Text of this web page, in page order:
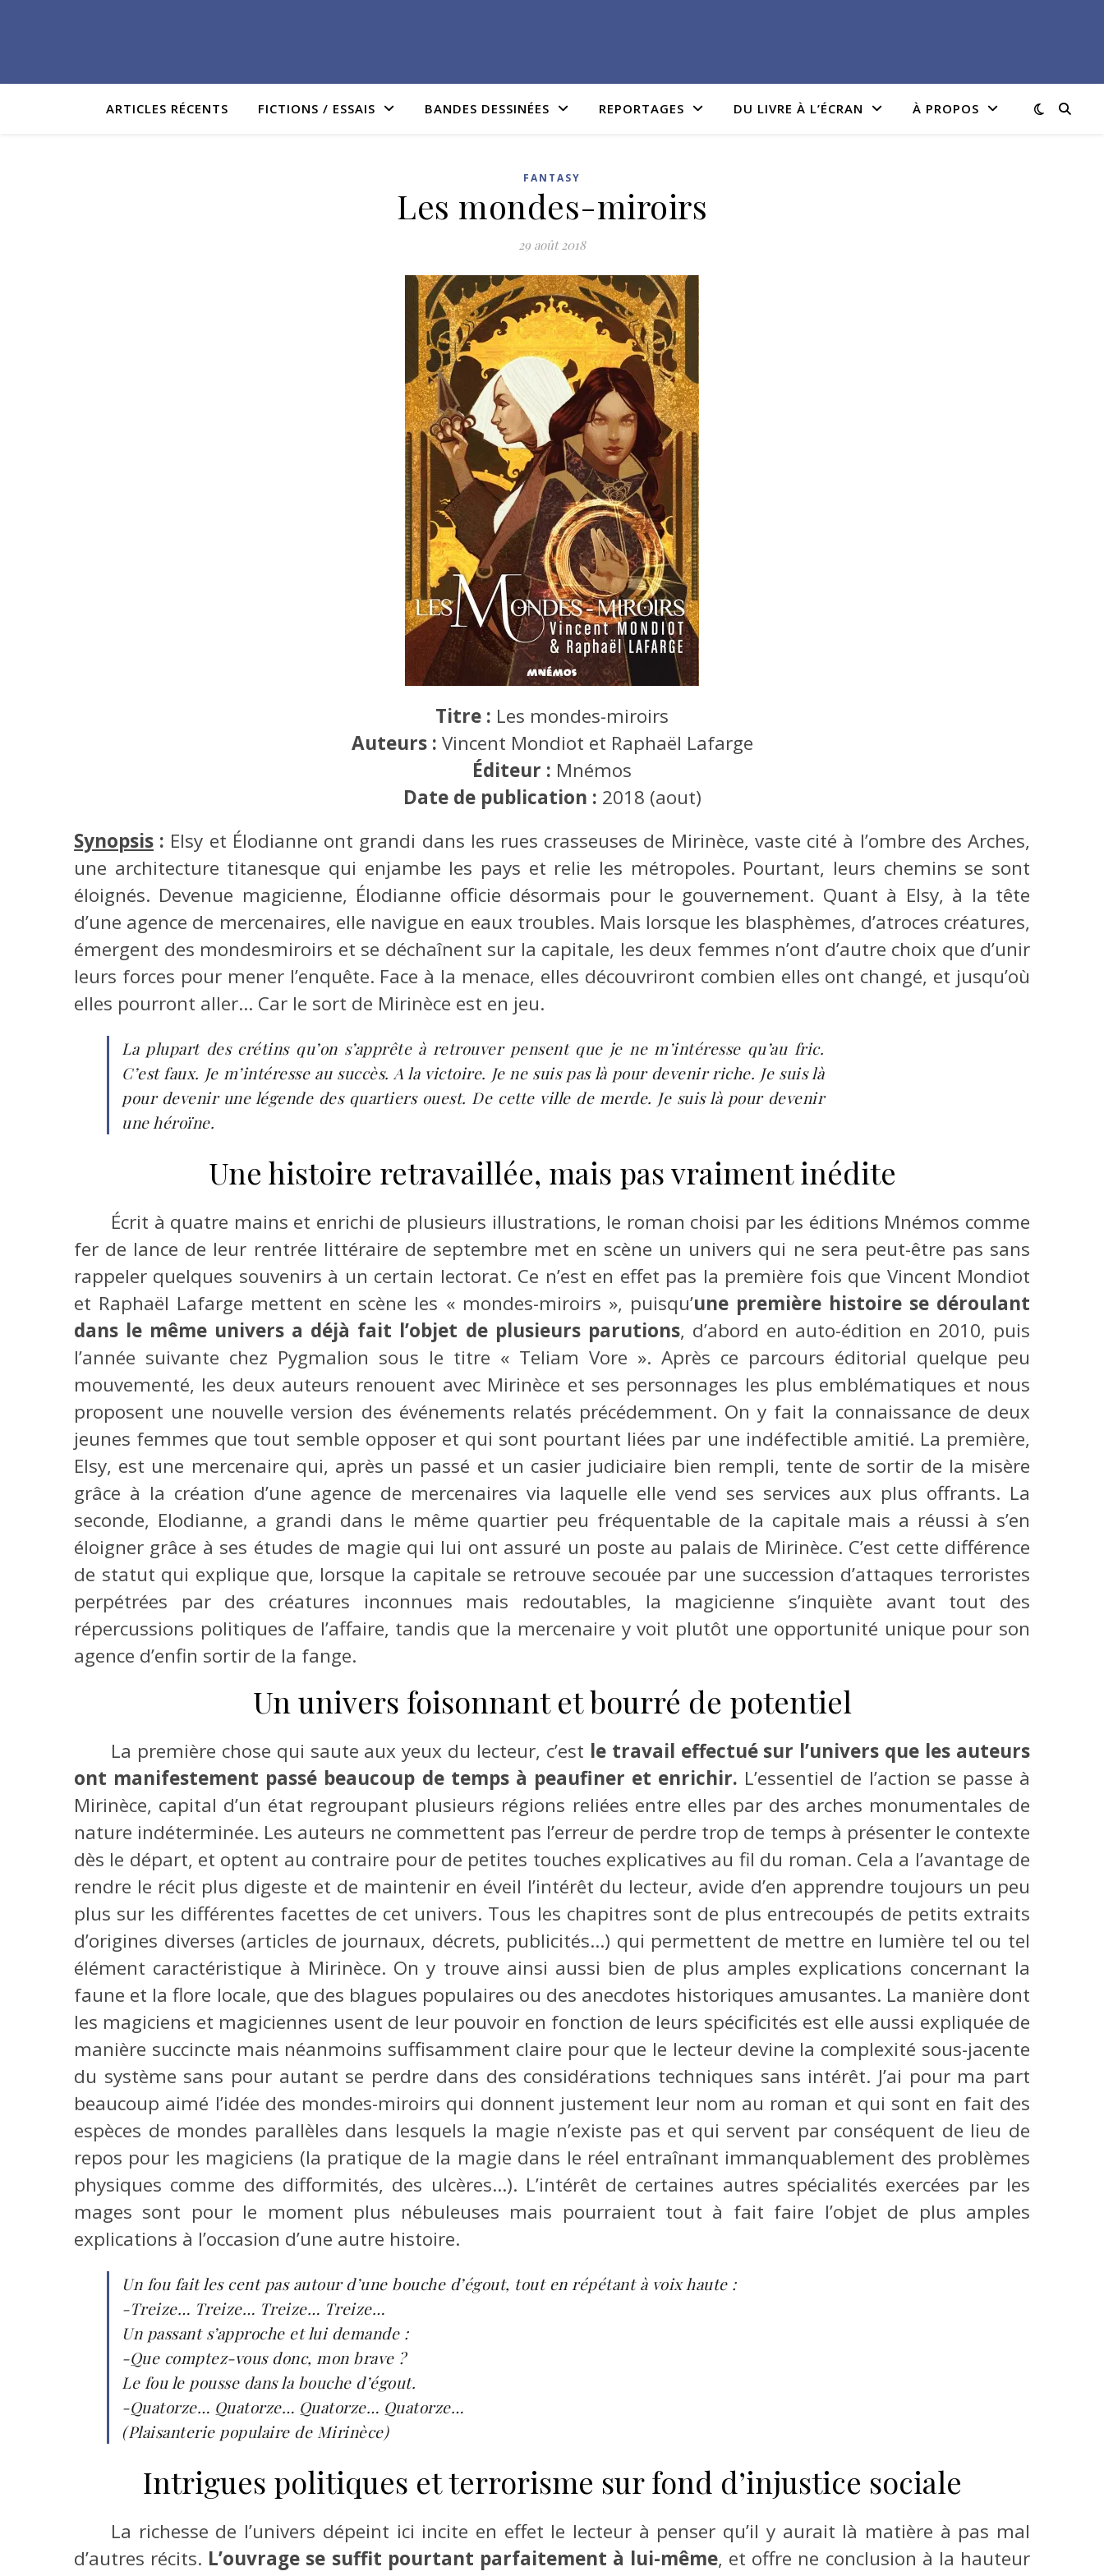
ARTICLES RÉCENTS FICTIONS / ESSAIS BANDES DESSINÉES REPORTAGES DU LIVRE À L’ÉCRAN À PROPOS
FANTASY
Les mondes-miroirs
29 août 2018
Titre : Les mondes-miroirs
Auteurs : Vincent Mondiot et Raphaël Lafarge
Éditeur : Mnémos
Date de publication : 2018 (aout)
Synopsis : Elsy et Élodianne ont grandi dans les rues crasseuses de Mirinèce, vaste cité à l’ombre des Arches,
une architecture titanesque qui enjambe les pays et relie les métropoles. Pourtant, leurs chemins se sont
éloignés. Devenue magicienne, Élodianne officie désormais pour le gouvernement. Quant à Elsy, à la tête
d’une agence de mercenaires, elle navigue en eaux troubles. Mais lorsque les blasphèmes, d’atroces créatures,
émergent des mondesmiroirs et se déchaînent sur la capitale, les deux femmes n’ont d’autre choix que d’unir
leurs forces pour mener l’enquête. Face à la menace, elles découvriront combien elles ont changé, et jusqu’où
elles pourront aller… Car le sort de Mirinèce est en jeu.
La plupart des crétins qu’on s’apprête à retrouver pensent que je ne m’intéresse qu’au fric.
C’est faux. Je m’intéresse au succès. A la victoire. Je ne suis pas là pour devenir riche. Je suis là
pour devenir une légende des quartiers ouest. De cette ville de merde. Je suis là pour devenir
une héroïne.
Une histoire retravaillée, mais pas vraiment inédite
Écrit à quatre mains et enrichi de plusieurs illustrations, le roman choisi par les éditions Mnémos comme
fer de lance de leur rentrée littéraire de septembre met en scène un univers qui ne sera peut-être pas sans
rappeler quelques souvenirs à un certain lectorat. Ce n’est en effet pas la première fois que Vincent Mondiot
et Raphaël Lafarge mettent en scène les « mondes-miroirs », puisqu’une première histoire se déroulant
dans le même univers a déjà fait l’objet de plusieurs parutions, d’abord en auto-édition en 2010, puis
l’année suivante chez Pygmalion sous le titre « Teliam Vore ». Après ce parcours éditorial quelque peu
mouvementé, les deux auteurs renouent avec Mirinèce et ses personnages les plus emblématiques et nous
proposent une nouvelle version des événements relatés précédemment. On y fait la connaissance de deux
jeunes femmes que tout semble opposer et qui sont pourtant liées par une indéfectible amitié. La première,
Elsy, est une mercenaire qui, après un passé et un casier judiciaire bien rempli, tente de sortir de la misère
grâce à la création d’une agence de mercenaires via laquelle elle vend ses services aux plus offrants. La
seconde, Elodianne, a grandi dans le même quartier peu fréquentable de la capitale mais a réussi à s’en
éloigner grâce à ses études de magie qui lui ont assuré un poste au palais de Mirinèce. C’est cette différence
de statut qui explique que, lorsque la capitale se retrouve secouée par une succession d’attaques terroristes
perpétrées par des créatures inconnues mais redoutables, la magicienne s’inquiète avant tout des
répercussions politiques de l’affaire, tandis que la mercenaire y voit plutôt une opportunité unique pour son
agence d’enfin sortir de la fange.
Un univers foisonnant et bourré de potentiel
La première chose qui saute aux yeux du lecteur, c’est le travail effectué sur l’univers que les auteurs
ont manifestement passé beaucoup de temps à peaufiner et enrichir. L’essentiel de l’action se passe à
Mirinèce, capital d’un état regroupant plusieurs régions reliées entre elles par des arches monumentales de
nature indéterminée. Les auteurs ne commettent pas l’erreur de perdre trop de temps à présenter le contexte
dès le départ, et optent au contraire pour de petites touches explicatives au fil du roman. Cela a l’avantage de
rendre le récit plus digeste et de maintenir en éveil l’intérêt du lecteur, avide d’en apprendre toujours un peu
plus sur les différentes facettes de cet univers. Tous les chapitres sont de plus entrecoupés de petits extraits
d’origines diverses (articles de journaux, décrets, publicités…) qui permettent de mettre en lumière tel ou tel
élément caractéristique à Mirinèce. On y trouve ainsi aussi bien de plus amples explications concernant la
faune et la flore locale, que des blagues populaires ou des anecdotes historiques amusantes. La manière dont
les magiciens et magiciennes usent de leur pouvoir en fonction de leurs spécificités est elle aussi expliquée de
manière succincte mais néanmoins suffisamment claire pour que le lecteur devine la complexité sous-jacente
du système sans pour autant se perdre dans des considérations techniques sans intérêt. J’ai pour ma part
beaucoup aimé l’idée des mondes-miroirs qui donnent justement leur nom au roman et qui sont en fait des
espèces de mondes parallèles dans lesquels la magie n’existe pas et qui servent par conséquent de lieu de
repos pour les magiciens (la pratique de la magie dans le réel entraînant immanquablement des problèmes
physiques comme des difformités, des ulcères…). L’intérêt de certaines autres spécialités exercées par les
mages sont pour le moment plus nébuleuses mais pourraient tout à fait faire l’objet de plus amples
explications à l’occasion d’une autre histoire.
Un fou fait les cent pas autour d’une bouche d’égout, tout en répétant à voix haute :
-Treize… Treize… Treize… Treize…
Un passant s’approche et lui demande :
-Que comptez-vous donc, mon brave ?
Le fou le pousse dans la bouche d’égout.
-Quatorze… Quatorze… Quatorze… Quatorze…
(Plaisanterie populaire de Mirinèce)
Intrigues politiques et terrorisme sur fond d’injustice sociale
La richesse de l’univers dépeint ici incite en effet le lecteur à penser qu’il y aurait là matière à pas mal
d’autres récits. L’ouvrage se suffit pourtant parfaitement à lui-même, et offre ne conclusion à la hauteur